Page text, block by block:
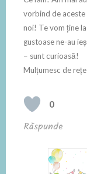
vorbind de aceste
noi! Te vom ține
gustoase ne-au
– sunt curioasă!
Mulțumesc de
0
Răspunde